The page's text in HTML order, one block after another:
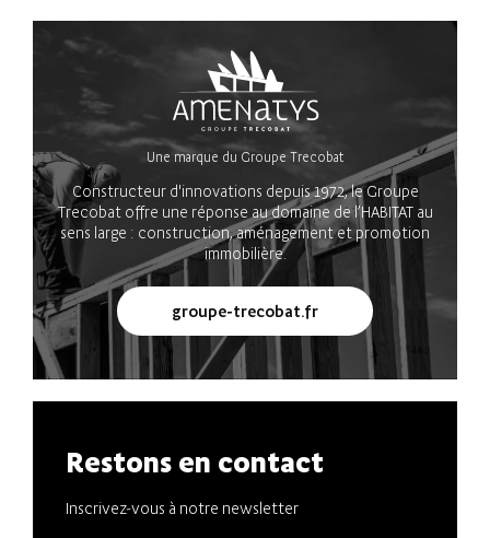
Une marque du Groupe Trecobat
Constructeur d'innovations depuis 1972, le Groupe
Trecobat offre une réponse au domaine de l’HABITAT au
sens large : construction, aménagement et promotion
immobilière.
groupe-trecobat.fr
Restons en contact
Inscrivez-vous à notre newsletter